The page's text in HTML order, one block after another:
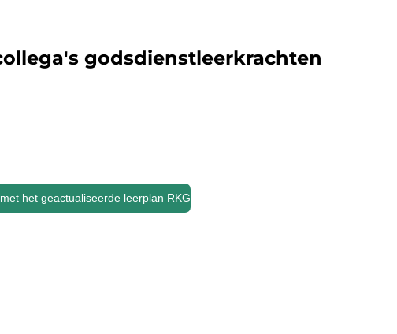
godsdienstleerkrachten
het geactualiseerde leerplan RKG